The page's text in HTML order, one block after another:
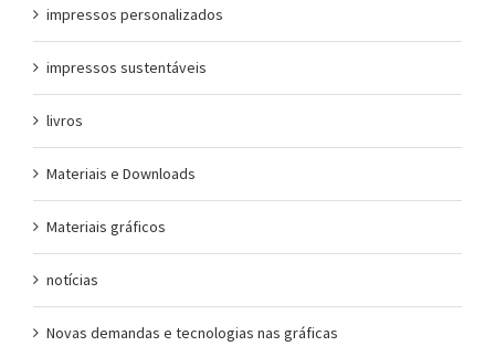
impressos personalizados
impressos sustentáveis
livros
Materiais e Downloads
Materiais gráficos
notícias
Novas demandas e tecnologias nas gráficas